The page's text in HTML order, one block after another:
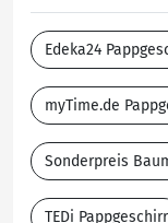
Edeka24
myTime.de
Sonderpreis
TEDi Pappgeschirr